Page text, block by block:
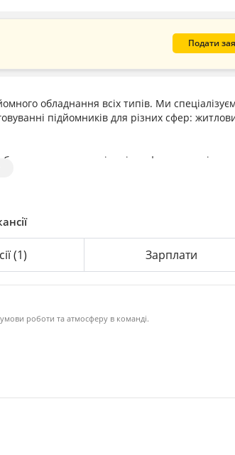
Подати
обладнання всіх типів. Ми
підйомників для різних сфер:
доступність і комфорт для всіх.
і складських комплексів.
(1) Зарплати
роботи та атмосферу в команді.